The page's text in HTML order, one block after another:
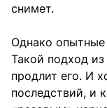
снимет.
Однако опытные
Такой подход
продлит его. И
последствий, и